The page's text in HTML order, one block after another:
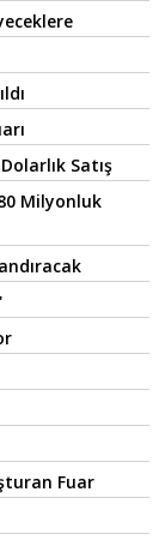
Satış
Milyonluk
Fuar